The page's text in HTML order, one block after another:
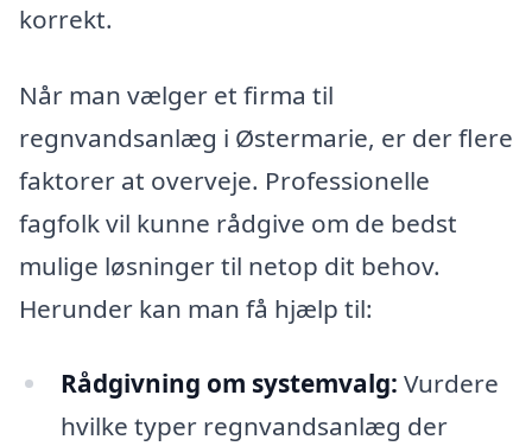
korrekt.
Når man vælger et firma til
regnvandsanlæg i Østermarie, er der flere
faktorer at overveje. Professionelle
fagfolk vil kunne rådgive om de bedst
mulige løsninger til netop dit behov.
Herunder kan man få hjælp til:
Rådgivning om systemvalg: Vurdere
hvilke typer regnvandsanlæg der